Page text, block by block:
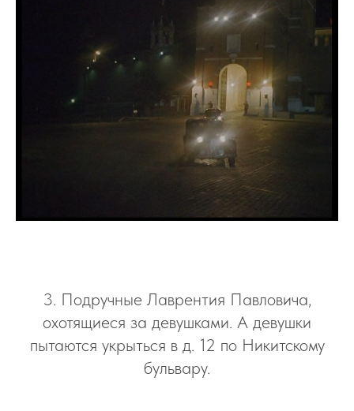
3. Подручные Лаврентия Павловича,
охотящиеся за девушками. А девушки
пытаются укрыться в д. 12 по Никитскому
бульвару.